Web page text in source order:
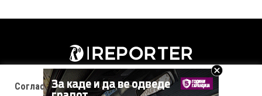
Согласност за колачиња (cookies)